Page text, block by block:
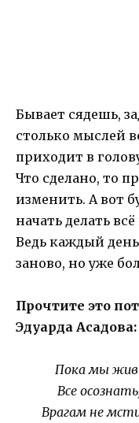
Бывает сядешь,
столько мыслей
приходит в
Что сделано, то
изменить. А вот
начать делать
Ведь каждый
заново, но уже
Прочтите это
Эдуарда Асадова:
Пока мы
Все
Врагам не